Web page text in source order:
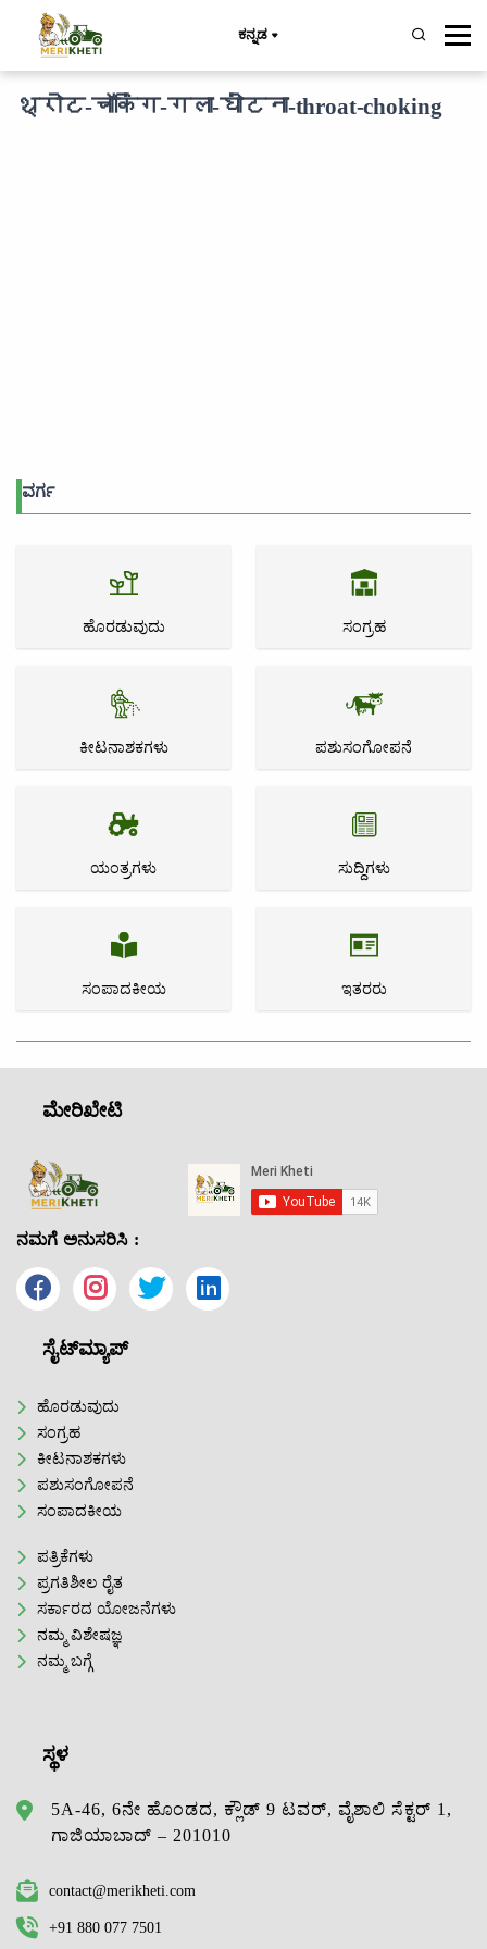
ಕನ್ನಡ
थ्रोट-चॉकिंग-गला-घोंटना-throat-choking
ವರ್ಗ
ಹೊರಡುವುದು ಸಂಗ್ರಹ
ಕೀಟನಾಶಕಗಳು ಪಶುಸಂಗೋಪನೆ
ಯಂತ್ರಗಳು ಸುದ್ದಿಗಳು
ಸಂಪಾದಕೀಯ ಇತರರು
ಮೇರಿಖೇಟಿ
ನಮಗೆ ಅನುಸರಿಸಿ :
ಸೈಟ್‌ಮ್ಯಾಪ್
ಹೊರಡುವುದು
ಸಂಗ್ರಹ
ಕೀಟನಾಶಕಗಳು
ಪಶುಸಂಗೋಪನೆ
ಸಂಪಾದಕೀಯ
ಪತ್ರಿಕೆಗಳು
ಪ್ರಗತಿಶೀಲ ರೈತ
ಸರ್ಕಾರದ ಯೋಜನೆಗಳು
ನಮ್ಮ ವಿಶೇಷಜ್ಞ
ನಮ್ಮ ಬಗ್ಗೆ
ಸ್ಥಳ
5A-46, 6ನೇ ಹೊಂಡದ, ಕ್ಲೌಡ್ 9 ಟವರ್, ವೈಶಾಲಿ ಸೆಕ್ಟರ್ 1,
ಗಾಜಿಯಾಬಾದ್ – 201010
contact@merikheti.com
+91 880 077 7501